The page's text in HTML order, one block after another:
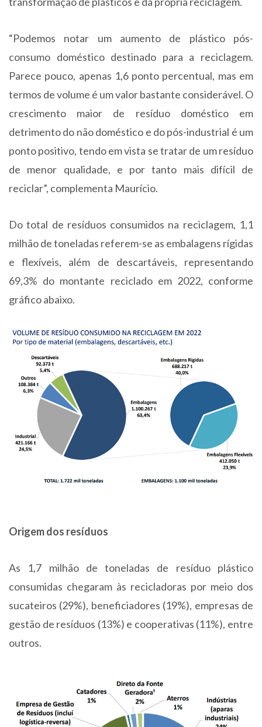
“Podemos notar um aumento de plástico pós-
consumo doméstico destinado para a reciclagem.
Parece pouco, apenas 1,6 ponto percentual, mas em
termos de volume é um valor bastante considerável. O
crescimento maior de resíduo doméstico em
detrimento do não doméstico e do pós-industrial é um
ponto positivo, tendo em vista se tratar de um resíduo
de menor qualidade, e por tanto mais difícil de
reciclar”, complementa Maurício.
Do total de resíduos consumidos na reciclagem, 1,1
milhão de toneladas referem-se as embalagens rígidas
e flexíveis, além de descartáveis, representando
69,3% do montante reciclado em 2022, conforme
gráfico abaixo.
Origem dos resíduos
As 1,7 milhão de toneladas de resíduo plástico
consumidas chegaram às recicladoras por meio dos
sucateiros (29%), beneficiadores (19%), empresas de
gestão de resíduos (13%) e cooperativas (11%), entre
outros.